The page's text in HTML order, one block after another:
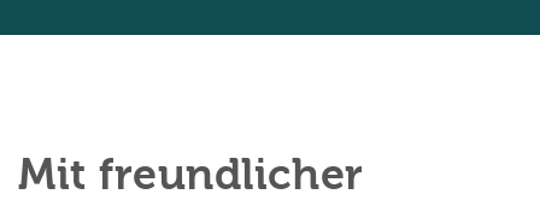
Mit freundlicher